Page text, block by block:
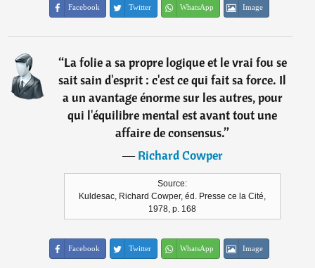
Facebook Twitter WhatsApp Image
“La folie a sa propre logique et le vrai fou se
sait sain d'esprit : c'est ce qui fait sa force. Il
a un avantage énorme sur les autres, pour
qui l'équilibre mental est avant tout une
affaire de consensus.”
―Richard Cowper
Source:
Kuldesac, Richard Cowper, éd. Presse ce la Cité,
1978, p. 168
Facebook Twitter WhatsApp Image